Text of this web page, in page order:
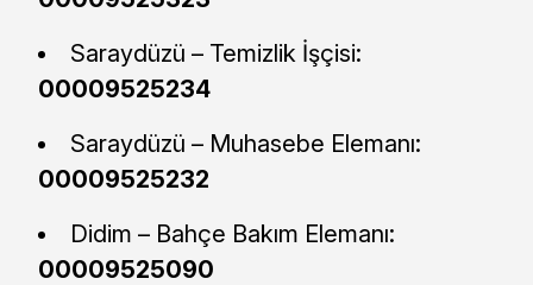
Saraydüzü – Temizlik İşçisi:
00009525234
Saraydüzü – Muhasebe Elemanı:
00009525232
Didim – Bahçe Bakım Elemanı:
00009525090